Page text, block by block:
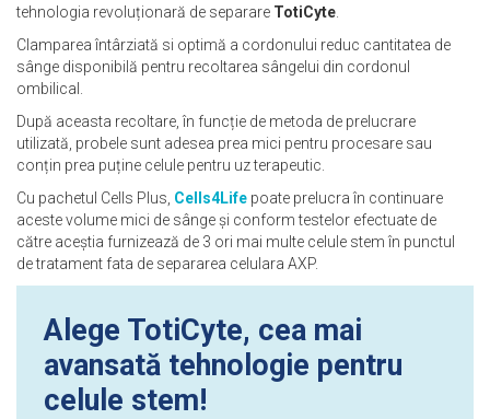
tehnologia revoluționară de separare TotiCyte
Clamparea întârziată si optimă a cordonului reduc cantitatea de
sânge disponibilă pentru recoltarea sângelui din cordonul
ombilical.
După aceasta recoltare, în funcție de metoda de prelucrare
utilizată, probele sunt adesea prea mici pentru procesare sau
conțin prea puține celule pentru uz terapeutic.
Cu pachetul Cells Plus, Cells4Life poate prelucra în continuare
aceste volume mici de sânge și conform testelor efectuate de
către aceștia furnizează de 3 ori mai multe celule stem în punctul
de tratament fata de separarea celulara AXP.
Alege TotiCyte, cea mai
avansată tehnologie pentru
celule stem!